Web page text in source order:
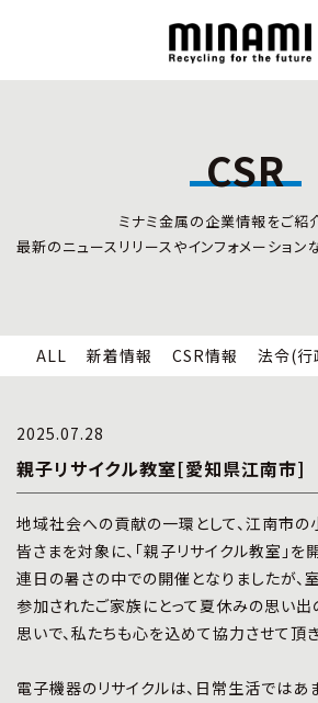
CSR情報
企業情報
事業内容
リサイクルサ
小型家電リサ
全国の回収
CSR
ミナミ金属の企業情報をご紹介
最新のニュースリリースやインフォメーション
ALL 新着情報 CSR情報 法令(行
2025.07.28
親子リサイクル教室[愛知県江南市]
地域社会への貢献の一環として、江南市
皆さまを対象に、「親子リサイクル教室」を
連日の暑さの中での開催となりましたが、
参加されたご家族にとって夏休みの思い出
思いで、私たちも心を込めて協力させて頂き
電子機器のリサイクルは、日常生活では